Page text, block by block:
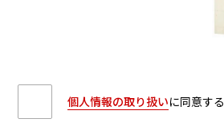
個人情報の取り扱いに同意する